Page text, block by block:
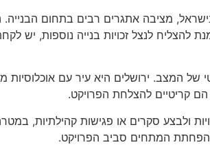
מציבה אתגרים רבים בתחום
להצליח לנצל זכויות בנייה נוספות,
המצב. ירושלים היא עיר עם אוכלוסיות
קריטיים להצלחת הפרויקט.
ולבצע סקרים או פגישות קהילתיות,
המתחים סביב הפרויקט.